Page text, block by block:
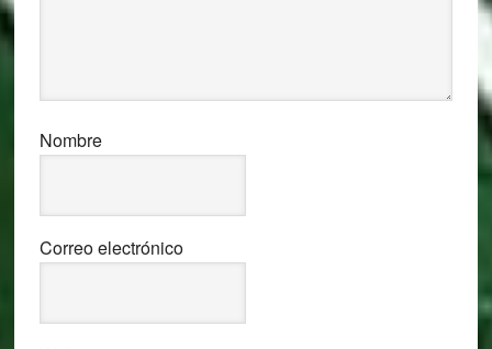
Nombre
Correo electrónico